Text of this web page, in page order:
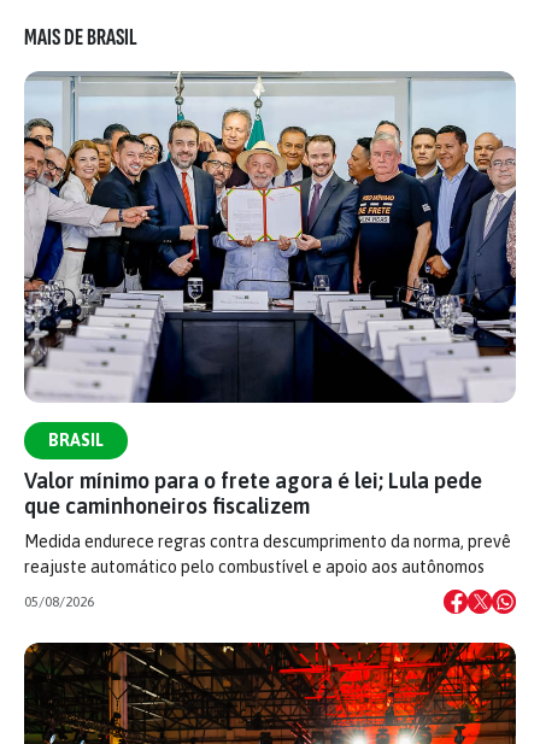
MAIS DE BRASIL
BRASIL
Valor mínimo para o frete agora é lei; Lula pede
que caminhoneiros fiscalizem
Medida endurece regras contra descumprimento da norma, prevê
reajuste automático pelo combustível e apoio aos autônomos
05/08/2026